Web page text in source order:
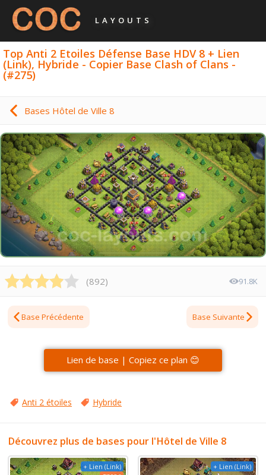
LAYOUTS
Top Anti 2 Etoiles Défense Base HDV 8 + Lien
(Link), Hybride - Copier Base Clash of Clans -
(#275)
Bases Hôtel de Ville 8
(892) 91.8K
Base Précédente Base Suivante
Lien de base | Copiez ce plan 😊
Anti 2 étoiles Hybride
Découvrez plus de bases pour l'Hôtel de Ville 8
+ Lien (Link)
+ Lien (Link)